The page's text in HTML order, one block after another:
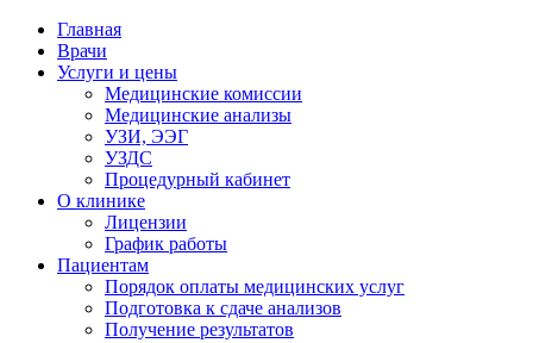
Главная
Врачи
Услуги и цены
Медицинские комиссии
Медицинские анализы
УЗИ, ЭЭГ
УЗДС
Процедурный кабинет
О клинике
Лицензии
График работы
Пациентам
Порядок оплаты медицинских услуг
Подготовка к сдаче анализов
Получение результатов